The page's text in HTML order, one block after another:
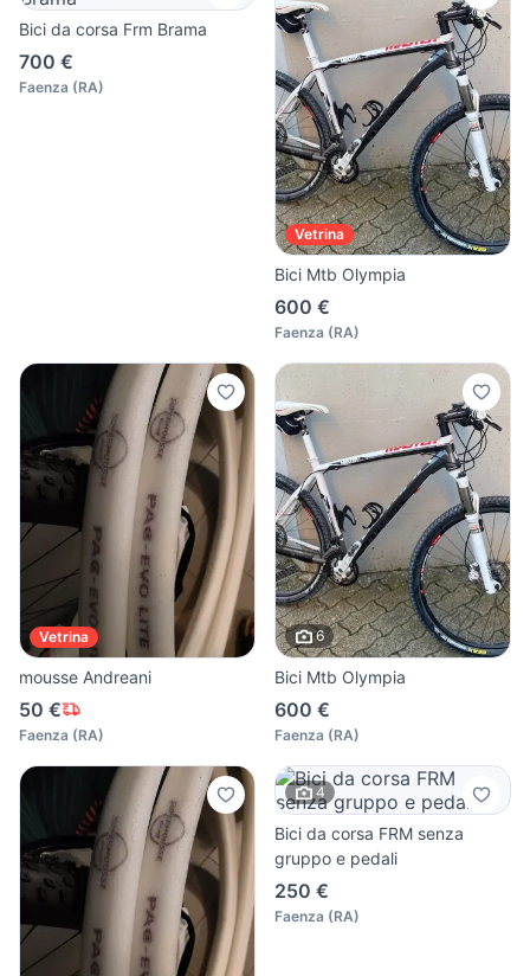
Bici da corsa Frm Brama
700 €
Faenza (RA)
Vetrina
Bici Mtb Olympia
600 €
Faenza (RA)
Vetrina
mousse Andreani
50 €
Faenza (RA)
6
Bici Mtb Olympia
600 €
Faenza (RA)
4
Bici da corsa FRM senza
gruppo e pedali
250 €
Faenza (RA)